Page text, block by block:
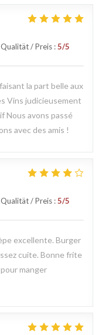
Qualität / Preis :5/5
la part belle aux
Vins judicieusement
Nous avons passé
avec des amis !
Qualität / Preis :5/5
excellente. Burger
cuite. Bonne frite
manger